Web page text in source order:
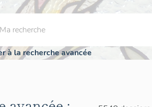
à la recherche avancée